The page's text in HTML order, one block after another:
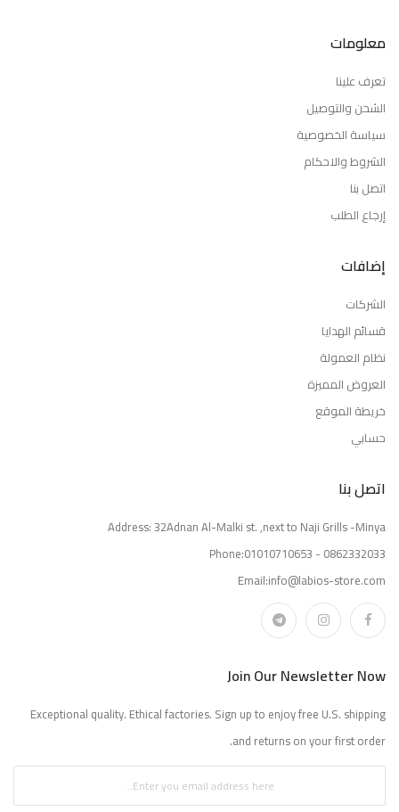
معلومات
تعرف علينا
الشحن والتوصيل
سياسة الخصوصية
الشروط والاحكام
اتصل بنا
إرجاع الطلب
إضافات
الشركات
قسائم الهدايا
نظام العمولة
العروض المميزة
خريطة الموقع
حسابي
اتصل بنا
Address: 32Adnan Al-Malki st. ,next to Naji Grills -Minya
Phone:01010710653 - 0862332033
Email:info@labios-store.com
Join Our Newsletter Now
Exceptional quality. Ethical factories. Sign up to enjoy free U.S. shipping
and returns on your first order.